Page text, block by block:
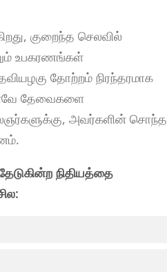
குறைந்த செலவில்
உபகரணங்கள்
தோற்றம் நிரந்தரமாக
தேவைகளை
அவர்களின் சொந்த
நிதியத்தை